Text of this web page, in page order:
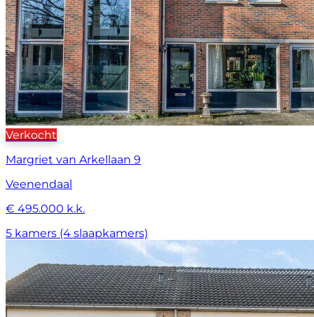
Verkocht
Margriet van Arkellaan 9
Veenendaal
€ 495.000 k.k.
5 kamers (4 slaapkamers)